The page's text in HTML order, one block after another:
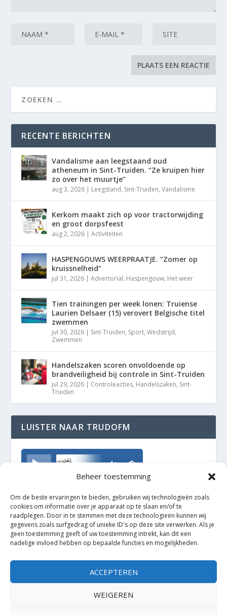
Beheer toestemming
Om de beste ervaringen te bieden, gebruiken wij technologieën zoals
cookies om informatie over je apparaat op te slaan en/of te
raadplegen. Door in te stemmen met deze technologieën kunnen wij
gegevens zoals surfgedrag of unieke ID's op deze site verwerken. Als je
geen toestemming geeft of uw toestemming intrekt, kan dit een
nadelige invloed hebben op bepaalde functies en mogelijkheden.
ACCEPTEREN
WEIGEREN
RECENTE BERICHTEN
Vandalisme aan leegstaand oud
atheneum in Sint-Truiden. “Ze kruipen hier
zo over het muurtje”
aug 3, 2026 | Leegstand, Sint-Truiden,Vandalisme
Kerkom maakt zich op voor tractorwijding
en groot dorpsfeest
aug 2, 2026 |Activiteiten
HASPENGOUWS WEERPRAATJE. “Zomer op
kruissnelheid”
jul 31, 2026 |Advertorial, Haspengouw, Het weer
Tien trainingen per week lonen: Truiense
Laurien Delsaer (15) verovert Belgische titel
zwemmen
jul 30, 2026 | Sint-Truiden, Sport,Wedstrijd,
Zwemmen
Handelszaken scoren onvoldoende op
brandveiligheid bij controle in Sint-Truiden
jul 29, 2026 | Controleacties, Handelszaken, Sint-
Truiden
LUISTER NAAR TRUDOFM
TrudoFM